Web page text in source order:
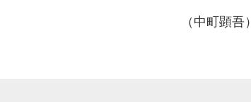
（中町顕吾）